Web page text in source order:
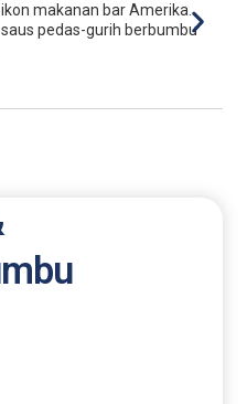
makanan bar Amerika.
pedas-gurih berbumbu